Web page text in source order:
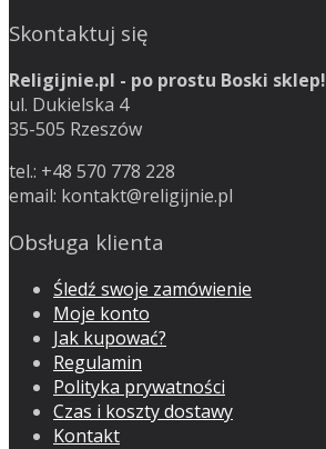
Skontaktuj się
Religijnie.pl - po prostu Boski sklep!
ul. Dukielska 4
35-505 Rzeszów
tel.: +48 570 778 228
email: kontakt@religijnie.pl
Obsługa klienta
Śledź swoje zamówienie
Moje konto
Jak kupować?
Regulamin
Polityka prywatności
Czas i koszty dostawy
Kontakt